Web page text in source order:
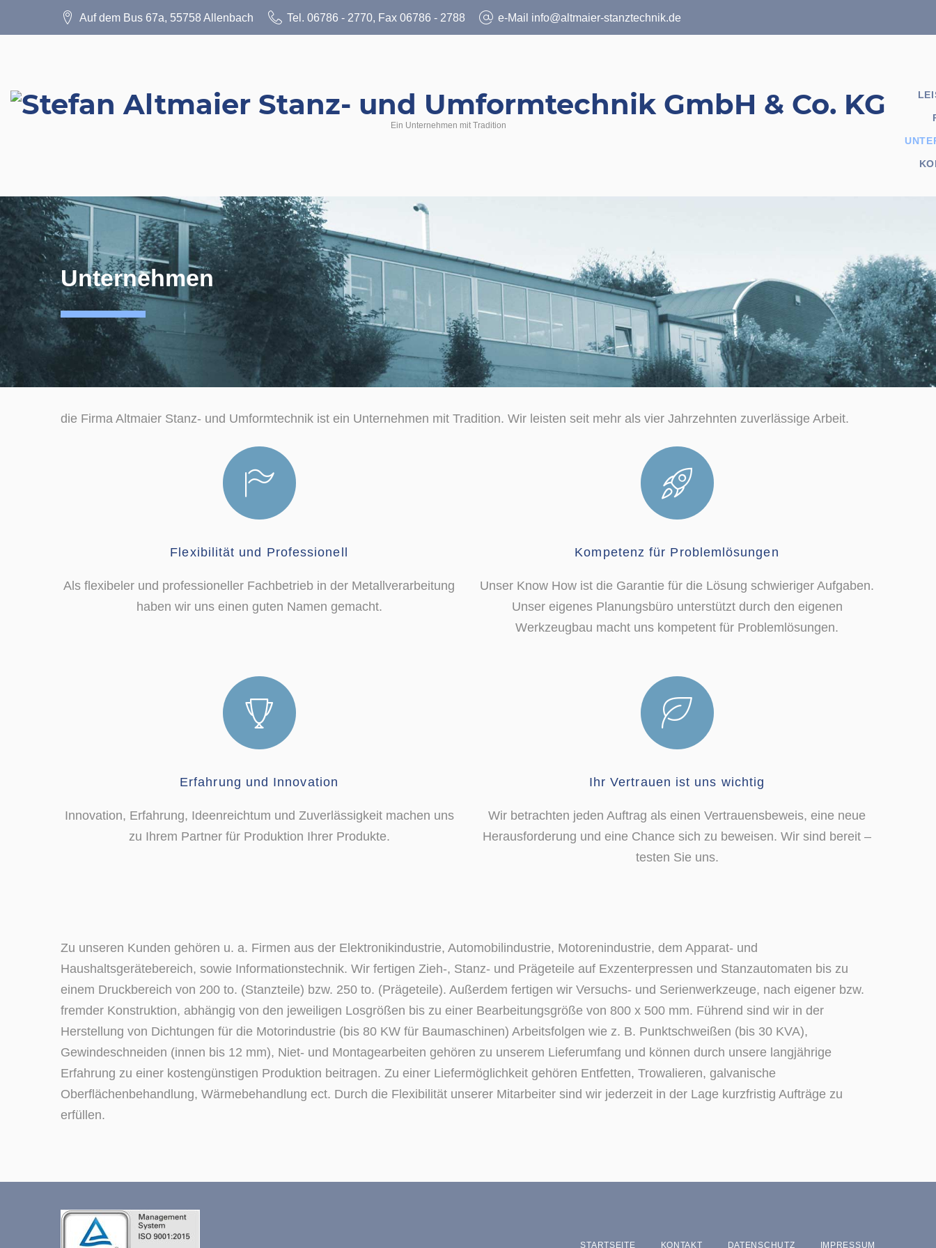
Auf dem Bus 67a, 55758 Allenbach Tel. 06786 - 2770, Fax 06786 - 2788 e-Mail info@altmaier-stanztechnik.de
Ein Unternehmen mit Tradition
Unternehmen
Unternehmen
die Firma Altmaier Stanz- und Umformtechnik ist ein Unternehmen mit Tradition. Wir leisten seit mehr als vier Jahrzehnten zuverlässige Arbeit.
Flexibilität und Professionell
Als flexibeler und professioneller Fachbetrieb in der Metallverarbeitung
haben wir uns einen guten Namen gemacht.
Kompetenz für Problemlösungen
Unser Know How ist die Garantie für die Lösung schwieriger Aufgaben.
Unser eigenes Planungsbüro unterstützt durch den eigenen
Werkzeugbau macht uns kompetent für Problemlösungen.
Erfahrung und Innovation
Innovation, Erfahrung, Ideenreichtum und Zuverlässigkeit machen uns
zu Ihrem Partner für Produktion Ihrer Produkte.
Ihr Vertrauen ist uns wichtig
Wir betrachten jeden Auftrag als einen Vertrauensbeweis, eine neue
Herausforderung und eine Chance sich zu beweisen. Wir sind bereit –
testen Sie uns.
Zu unseren Kunden gehören u. a. Firmen aus der Elektronikindustrie, Automobilindustrie, Motorenindustrie, dem Apparat- und
Haushaltsgerätebereich, sowie Informationstechnik. Wir fertigen Zieh-, Stanz- und Prägeteile auf Exzenterpressen und Stanzautomaten bis zu
einem Druckbereich von 200 to. (Stanzteile) bzw. 250 to. (Prägeteile). Außerdem fertigen wir Versuchs- und Serienwerkzeuge, nach eigener bzw.
fremder Konstruktion, abhängig von den jeweiligen Losgrößen bis zu einer Bearbeitungsgröße von 800 x 500 mm. Führend sind wir in der
Herstellung von Dichtungen für die Motorindustrie (bis 80 KW für Baumaschinen) Arbeitsfolgen wie z. B. Punktschweißen (bis 30 KVA),
Gewindeschneiden (innen bis 12 mm), Niet- und Montagearbeiten gehören zu unserem Lieferumfang und können durch unsere langjährige
Erfahrung zu einer kostengünstigen Produktion beitragen. Zu einer Liefermöglichkeit gehören Entfetten, Trowalieren, galvanische
Oberflächenbehandlung, Wärmebehandlung ect. Durch die Flexibilität unserer Mitarbeiter sind wir jederzeit in der Lage kurzfristig Aufträge zu
erfüllen.
STARTSEITE KONTAKT DATENSCHUTZ IMPRESSUM